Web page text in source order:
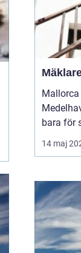
Mallorca
bara för
natur
Allt fler
14 maj